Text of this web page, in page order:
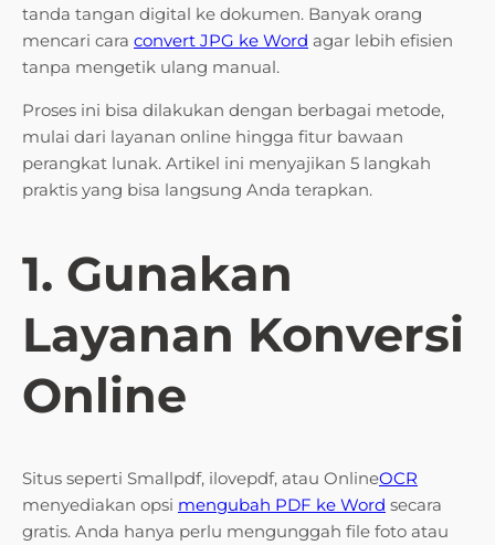
tanda tangan digital ke dokumen. Banyak orang
mencari cara convert JPG ke Word agar lebih efisien
tanpa mengetik ulang manual.
Proses ini bisa dilakukan dengan berbagai metode,
mulai dari layanan online hingga fitur bawaan
perangkat lunak. Artikel ini menyajikan 5 langkah
praktis yang bisa langsung Anda terapkan.
1. Gunakan
Layanan Konversi
Online
Situs seperti Smallpdf, ilovepdf, atau OnlineOCR
menyediakan opsi mengubah PDF ke Word secara
gratis. Anda hanya perlu mengunggah file foto atau